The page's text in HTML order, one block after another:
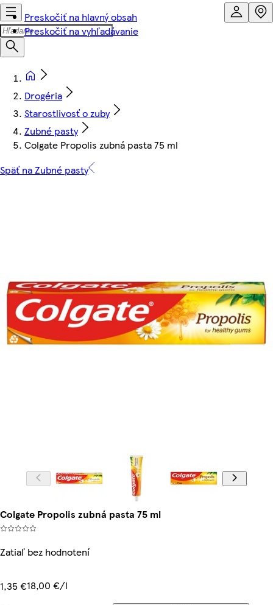
Preskočiť na hlavný obsah
Preskočiť na vyhľadávanie
Drogéria
Starostlivosť o zuby
Zubné pasty
Colgate Propolis zubná pasta 75 ml
Späť na Zubné pasty
Colgate Propolis zubná pasta 75 ml
Zatiaľ bez hodnotení
1,35 €18,00 €/l